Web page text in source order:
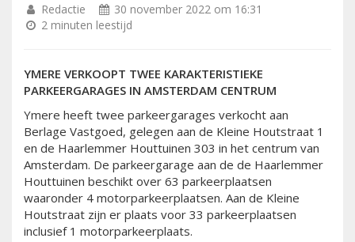
Redactie
30 november 2022 om 16:31
2 minuten leestijd
YMERE VERKOOPT TWEE KARAKTERISTIEKE
PARKEERGARAGES IN AMSTERDAM CENTRUM
Ymere heeft twee parkeergarages verkocht aan
Berlage Vastgoed, gelegen aan de Kleine Houtstraat 1
en de Haarlemmer Houttuinen 303 in het centrum van
Amsterdam. De parkeergarage aan de de Haarlemmer
Houttuinen beschikt over 63 parkeerplaatsen
waaronder 4 motorparkeerplaatsen. Aan de Kleine
Houtstraat zijn er plaats voor 33 parkeerplaatsen
inclusief 1 motorparkeerplaats.